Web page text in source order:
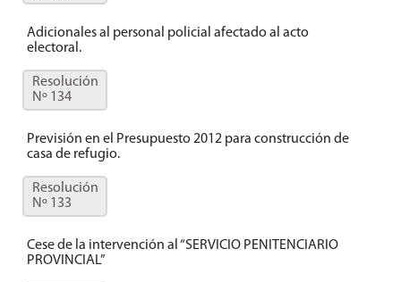
Adicionales al personal policial afectado al acto
electoral.
Resolución
Nº 134
Previsión en el Presupuesto 2012 para construcción de
casa de refugio.
Resolución
Nº 133
Cese de la intervención al “SERVICIO PENITENCIARIO
PROVINCIAL”